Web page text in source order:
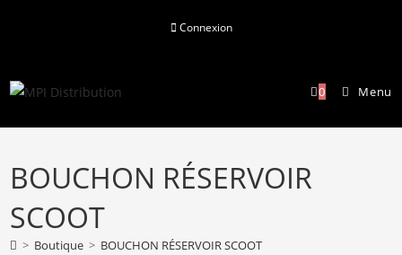
Connexion
0 Menu
BOUCHON RÉSERVOIR
SCOOT
> Boutique > BOUCHON RÉSERVOIR SCOOT